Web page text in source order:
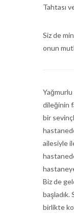
Tahtası
Siz de
onun
Yağmurlu
dileğinin
bir
ailesiyle
Biz de
başladık.
birlikte